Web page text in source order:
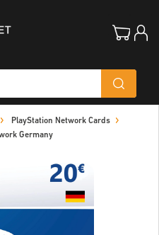
PlayStation Network Cards
Germany